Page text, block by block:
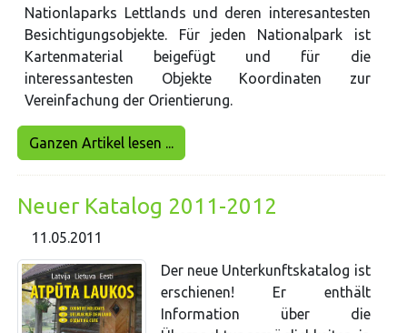
Nationlaparks Lettlands und deren interesantesten
Besichtigungsobjekte. Für jeden Nationalpark ist
Kartenmaterial beigefügt und für die
interessantesten Objekte Koordinaten zur
Vereinfachung der Orientierung.
Ganzen Artikel lesen ...
Neuer Katalog 2011-2012
11.05.2011
Der neue Unterkunftskatalog ist
erschienen! Er enthält
Information über die